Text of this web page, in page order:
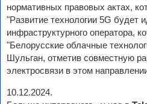
нормативных правовых актах,
"Развитие технологии 5G будет
инфраструктурного оператора,
"Белорусские облачные
Шульган, отметив совместную
электросвязи в этом
10.12.2024.